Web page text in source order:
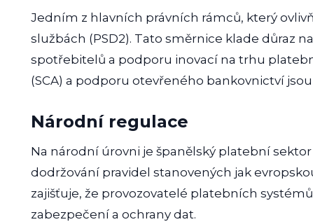
Jedním z hlavních právních rámců, který
službách (PSD2). Tato směrnice klade důraz
spotřebitelů a podporu inovací na trhu
(SCA) a podporu otevřeného bankovnictví
Národní regulace
Na národní úrovni je španělský platební
dodržování pravidel stanovených jak
zajišťuje, že provozovatelé platebních
zabezpečení a ochrany dat.